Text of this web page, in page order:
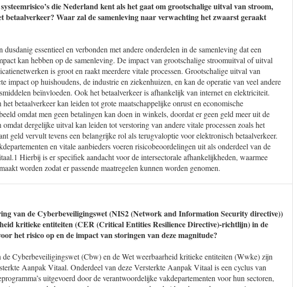
die Nederland kent als het gaat om grootschalige uitval van stroom,
betaalverkeer? Waar zal de samenleving naar verwachting het zwaarst geraakt
dusdanig essentieel en verbonden met andere onderdelen in de samenleving dat een
kan hebben op de samenleving. De impact van grootschalige stroomuitval of uitval
is groot en raakt meerdere vitale processen. Grootschalige uitval van
impact op huishoudens, de industrie en ziekenhuizen, en kan de operatie van veel andere
beïnvloeden. Ook het betaalverkeer is afhankelijk van internet en elektriciteit.
betaalverkeer kan leiden tot grote maatschappelijke onrust en economische
omdat men geen betalingen kan doen in winkels, doordat er geen geld meer uit de
omdat dergelijke uitval kan leiden tot verstoring van andere vitale processen zoals het
geld vervult tevens een belangrijke rol als terugvaloptie voor elektronisch betaalverkeer.
en vitale aanbieders voeren risicobeoordelingen uit als onderdeel van de
Hierbij is er specifiek aandacht voor de intersectorale afhankelijkheden, waarmee
worden zodat er passende maatregelen kunnen worden genomen.
van de Cyberbeveiligingswet (NIS2 (Network and Information Security directive))
kritieke entiteiten (CER (Critical Entities Resilience Directive)-richtlijn) in de
het risico op en de impact van storingen van deze magnitude?
de Cyberbeveiligingswet (Cbw) en de Wet weerbaarheid kritieke entiteiten (Wwke) zijn
Aanpak Vitaal. Onderdeel van deze Versterkte Aanpak Vitaal is een cyclus van
uitgevoerd door de verantwoordelijke vakdepartementen voor hun sectoren,